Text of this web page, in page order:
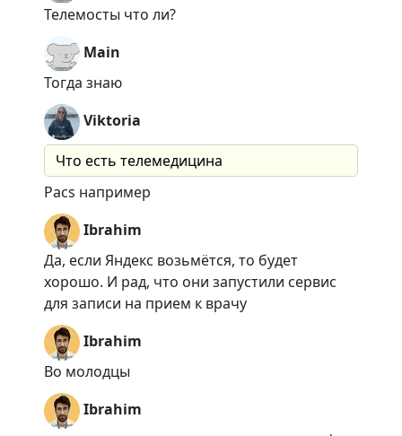
Телемосты что ли?
Main
Тогда знаю
Viktoria
Что есть телемедицина
Pacs например
Ibrahim
Да, если Яндекс возьмётся, то будет
хорошо. И рад, что они запустили сервис
для записи на прием к врачу
Ibrahim
Во молодцы
Ibrahim